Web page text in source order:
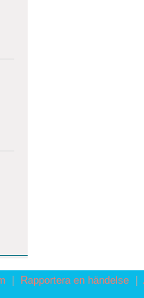
| Rapportera en händelse |